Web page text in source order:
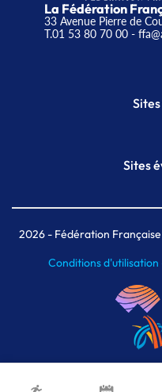
La Fédération
33 Avenue Pierre de
T.01 53 80 70 00-
Sites
Meeting
MAIF
2026- Fédération Française
Conditions d'utilisation